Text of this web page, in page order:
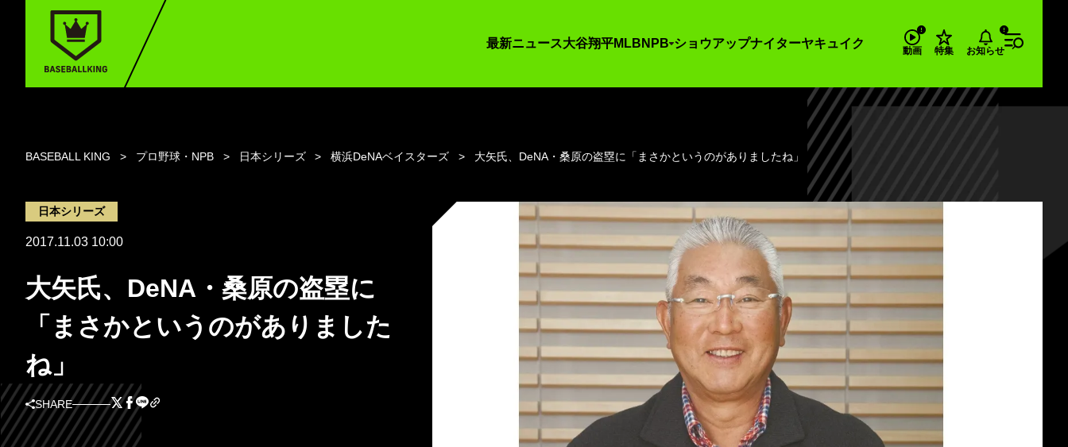
最新ニュース大谷翔平MLB NPB ショウアップナイターヤキュイク
動画 特集 お知らせ
BASEBALL KING プロ野球・NPB 日本シリーズ 横浜DeNAベイスターズ 大矢氏、DeNA・桑原の盗塁に「まさかというのがありましたね」
日本シリーズ
2017.11.03 10:00
大矢氏、DeNA・桑原の盗塁に
「まさかというのがありました
ね」
SHARE